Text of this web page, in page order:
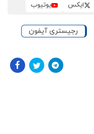
ایکس یوتیوب
رجیستری آیفون